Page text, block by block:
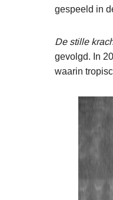
gespeeld in
De stille
gevolgd. In
waarin